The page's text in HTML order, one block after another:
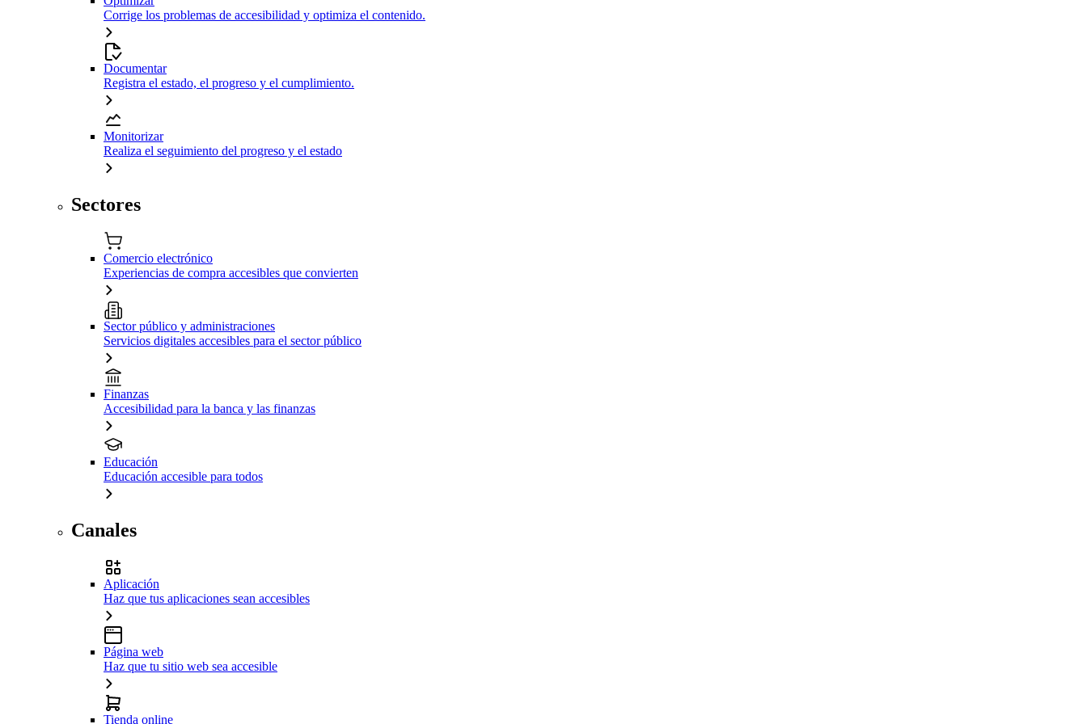
Corrige los problemas de accesibilidad y optimiza el contenido.
Documentar
Registra el estado, el progreso y el cumplimiento.
Monitorizar
Realiza el seguimiento del progreso y el estado
Sectores
Comercio electrónico
Experiencias de compra accesibles que convierten
Sector público y administraciones
Servicios digitales accesibles para el sector público
Finanzas
Accesibilidad para la banca y las finanzas
Educación
Educación accesible para todos
Canales
Aplicación
Haz que tus aplicaciones sean accesibles
Página web
Haz que tu sitio web sea accesible
Tienda online